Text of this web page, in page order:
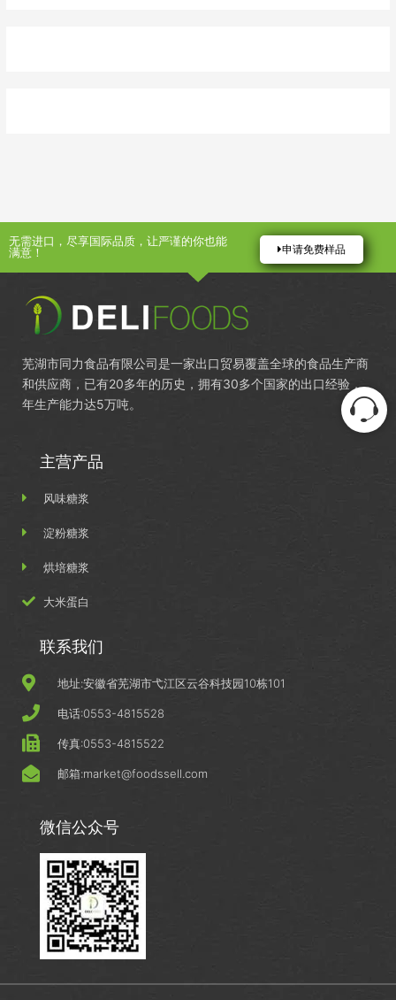
无需进口，尽享国际品质，让严谨的你也能
满意！
申请免费样品
芜湖市同力食品有限公司是一家出口贸易覆盖全球的食品生产商
和供应商，已有20多年的历史，拥有30多个国家的出口经验，
年生产能力达5万吨。
主营产品
风味糖浆
淀粉糖浆
烘培糖浆
大米蛋白
联系我们
地址:安徽省芜湖市弋江区云谷科技园10栋101
电话:0553-4815528
传真:0553-4815522
邮箱:market@foodssell.com
微信公众号